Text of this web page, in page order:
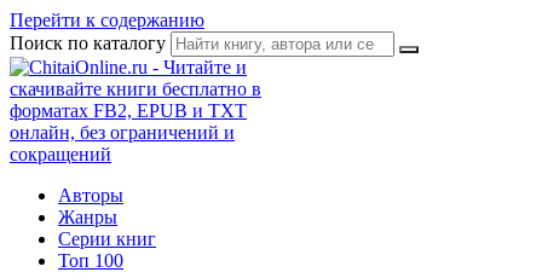
Перейти к содержанию
Поиск по каталогу
Авторы
Жанры
Серии книг
Топ 100